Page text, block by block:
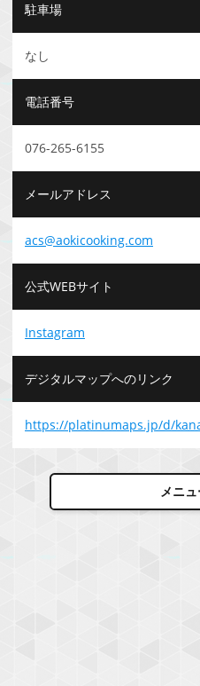
駐車場
なし
電話番号
076-265-6155
メールアドレス
acs@aokicooking.com
公式WEBサイト
Instagram
デジタルマップへのリンク
https://platinumaps.jp/d/
メニ